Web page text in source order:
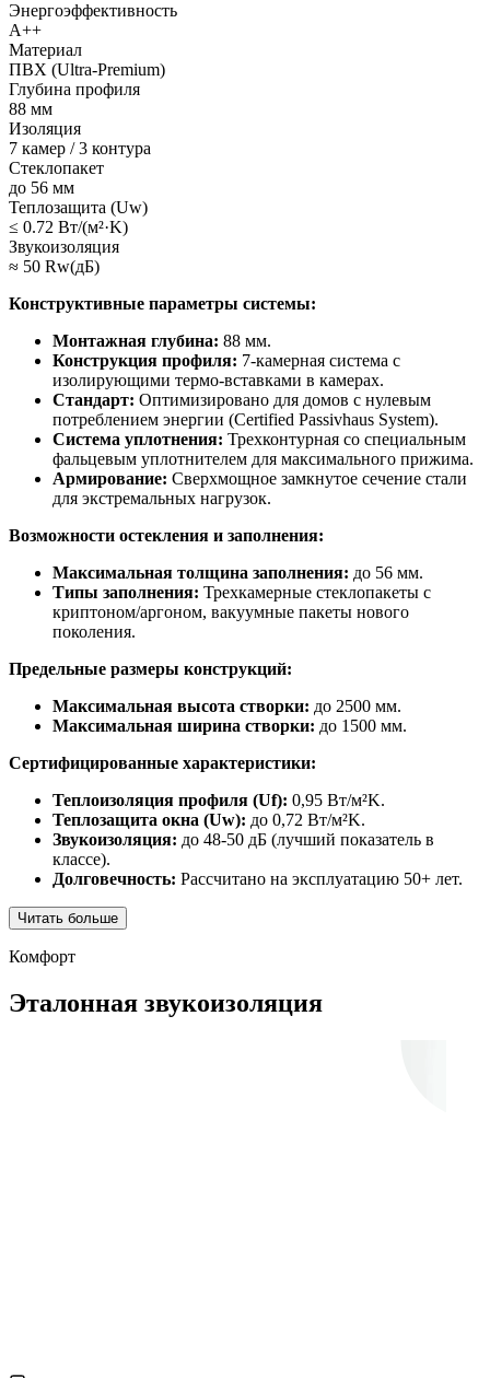
Энергоэффективность
A++
Материал
ПВХ (Ultra-Premium)
Глубина профиля
88 мм
Изоляция
7 камер / 3 контура
Стеклопакет
до 56 мм
Теплозащита (Uw)
≤ 0.72 Вт/(м²·K)
Звукоизоляция
≈ 50 Rw(дБ)
Конструктивные параметры системы:
Монтажная глубина: 88 мм.
Конструкция профиля: 7-камерная система с
изолирующими термо-вставками в камерах.
Стандарт: Оптимизировано для домов с нулевым
потреблением энергии (Certified Passivhaus System).
Система уплотнения: Трехконтурная со специальным
фальцевым уплотнителем для максимального прижима.
Армирование: Сверхмощное замкнутое сечение стали
для экстремальных нагрузок.
Возможности остекления и заполнения:
Максимальная толщина заполнения: до 56 мм.
Типы заполнения: Трехкамерные стеклопакеты с
криптоном/аргоном, вакуумные пакеты нового
поколения.
Предельные размеры конструкций:
Максимальная высота створки: до 2500 мм.
Максимальная ширина створки: до 1500 мм.
Сертифицированные характеристики:
Теплоизоляция профиля (Uf): 0,95 Вт/м²K.
Теплозащита окна (Uw): до 0,72 Вт/м²K.
Звукоизоляция: до 48-50 дБ (лучший показатель в
классе).
Долговечность: Рассчитано на эксплуатацию 50+ лет.
Читать больше
Комфорт
Эталонная звукоизоляция